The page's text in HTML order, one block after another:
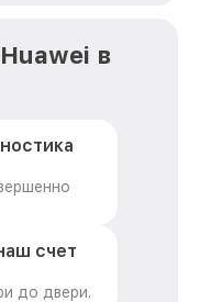
в
счет
до двери.